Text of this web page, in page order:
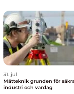
31. jul
Mätteknik grunden för säkra beslut i
industri och vardag